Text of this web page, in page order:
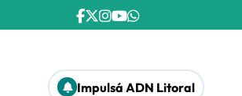
Impulsá ADN Litoral